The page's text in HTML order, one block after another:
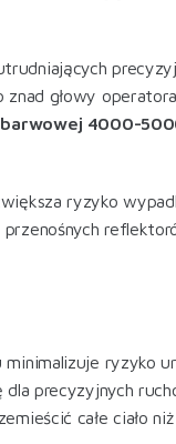
znad głowy
barwowej 4000-
ryzyko
minimalizuje ryzyko
dla precyzyjnych
całe ciało niż